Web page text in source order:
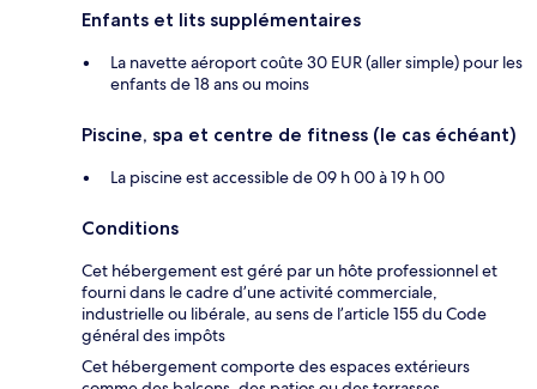
Enfants et lits supplémentaires
La navette aéroport coûte 30 EUR (aller simple) pour les
enfants de 18 ans ou moins
Piscine, spa et centre de fitness (le cas échéant)
La piscine est accessible de 09 h 00 à 19 h 00
Conditions
Cet hébergement est géré par un hôte professionnel et
fourni dans le cadre d’une activité commerciale,
industrielle ou libérale, au sens de l’article 155 du Code
général des impôts
Cet hébergement comporte des espaces extérieurs